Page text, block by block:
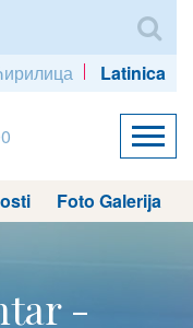
Latinica
Foto Galerija
-